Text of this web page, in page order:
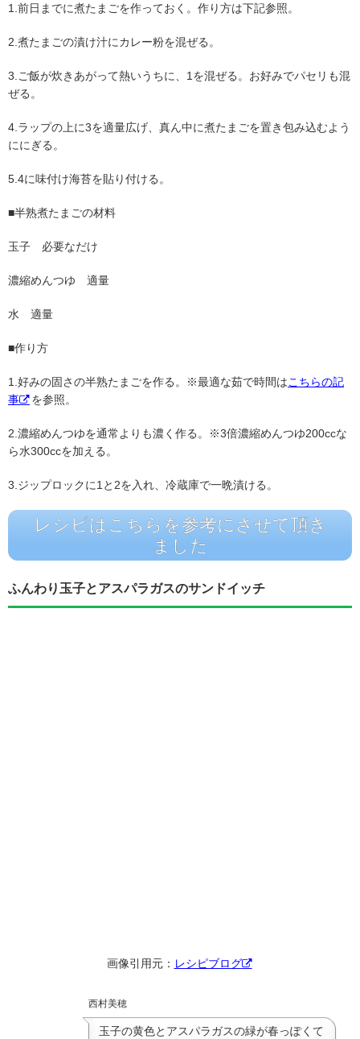
1.前日までに煮たまごを作っておく。作り方は下記参照。
2.煮たまごの漬け汁にカレー粉を混ぜる。
3.ご飯が炊きあがって熱いうちに、1を混ぜる。お好みでパセリも混
ぜる。
4.ラップの上に3を適量広げ、真ん中に煮たまごを置き包み込むよう
ににぎる。
5.4に味付け海苔を貼り付ける。
■半熟煮たまごの材料
玉子 必要なだけ
濃縮めんつゆ 適量
水 適量
■作り方
1.好みの固さの半熟たまごを作る。※最適な茹で時間はこちらの記
事
を参照。
2.濃縮めんつゆを通常よりも濃く作る。※3倍濃縮めんつゆ200ccな
ら水300ccを加える。
3.ジップロックに1と2を入れ、冷蔵庫で一晩漬ける。
レシピはこちらを参考にさせて頂き
ました
ふんわり玉子とアスパラガスのサンドイッチ
画像引用元： レシピブログ
西村美穂
玉子の黄色とアスパラガスの緑が春っぽくて